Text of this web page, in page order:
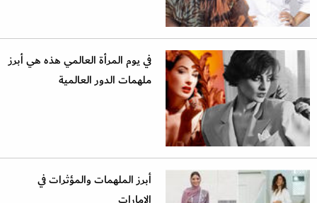
في يوم المرأة العالمي هذه هي أبرز
ملهمات الدور العالمية
أبرز الملهمات والمؤثرات في